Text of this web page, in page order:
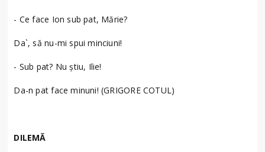
- Ce face Ion sub pat, Mărie?
Da`, să nu-mi spui minciuni!
- Sub pat? Nu ştiu, Ilie!
Da-n pat face minuni! (GRIGORE COTUL)
DILEMĂ